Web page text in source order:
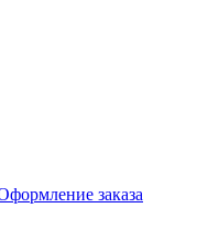
заказа